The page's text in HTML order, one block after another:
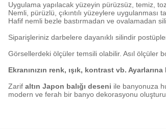
Uygulama yapılacak yüzeyin pürüzsüz, temiz,
Nemli, pürüzlü, çıkıntılı yüzeylere uygulanması
Hafif nemli bezle bastırmadan ve ovalamadan
Siparişleriniz darbelere dayanıklı silindir
Görsellerdeki ölçüler temsili olabilir. Asıl ölçüler
Ekranınızın renk, ışık, kontrast vb.
Zarif altın Japon balığı deseni ile banyonuza
modern ve ferah bir banyo dekorasyonu